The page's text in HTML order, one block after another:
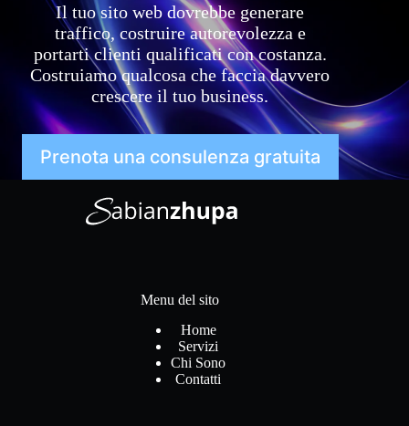
Il tuo sito web dovrebbe generare
traffico, costruire autorevolezza e
portarti clienti qualificati con costanza.
Costruiamo qualcosa che faccia davvero
crescere il tuo business.
Prenota una consulenza gratuita
Menu del sito
Home
Servizi
Chi Sono
Contatti